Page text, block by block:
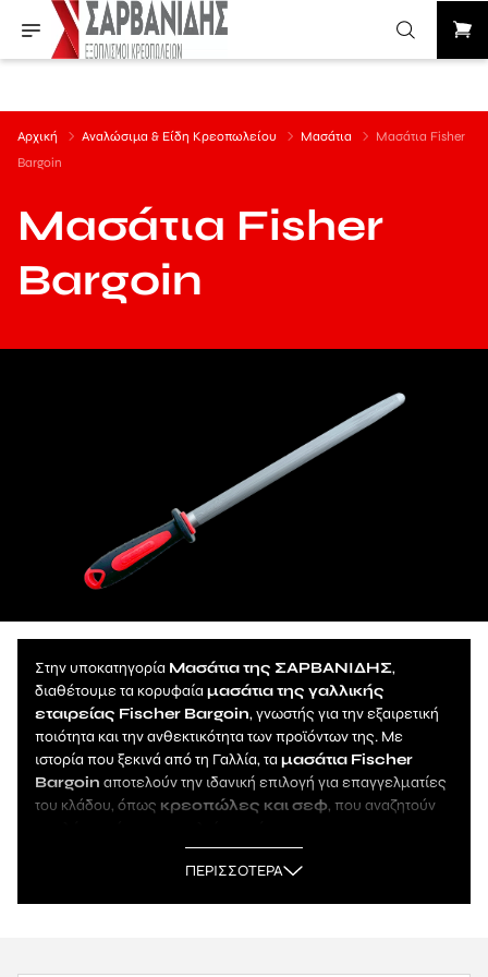
Μασάτια Fisher
Bargoin
Στην υποκατηγορία Μασάτια της ΣΑΡΒΑΝΙΔΗΣ,
διαθέτουμε τα κορυφαία μασάτια της γαλλικής
εταιρείας Fischer Bargoin, γνωστής για την εξαιρετική
ποιότητα και την ανθεκτικότητα των προϊόντων της. Με
ιστορία που ξεκινά από τη Γαλλία, τα μασάτια Fischer
Bargoin αποτελούν την ιδανική επιλογή για επαγγελματίες
του κλάδου, όπως κρεοπώλες και σεφ, που αναζητούν
μασάτια Fischer Bargoinδιακρίνονται για τα
ΠΕΡΙΣΣΟΤΕΡΑ
Αρχική Αναλώσιμα & Είδη Κρεοπωλείου Μασάτια
Μασάτια Fisher
Bargoin